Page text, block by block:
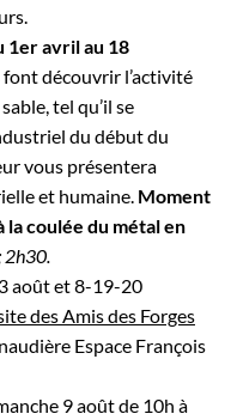
1er avril au 18
font découvrir l’activité
tel qu’il se
du début du
vous présentera
et humaine. Moment
la coulée du métal en
2h30.
août et 8-19-20
des Amis des Forges
Espace François
9 août de 10h à